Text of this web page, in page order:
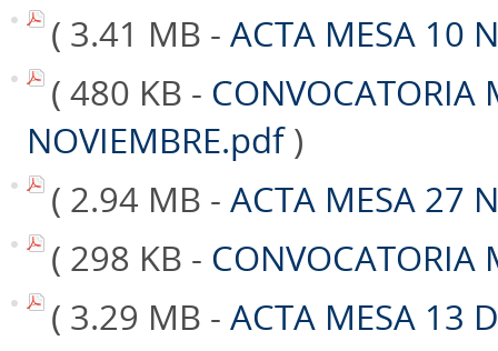
( 3.41 MB - ACTA MESA 10
( 480 KB - CONVOCATORIA
NOVIEMBRE.pdf)
( 2.94 MB - ACTA MESA 27
( 298 KB -
( 3.29 MB - ACTA MESA 13